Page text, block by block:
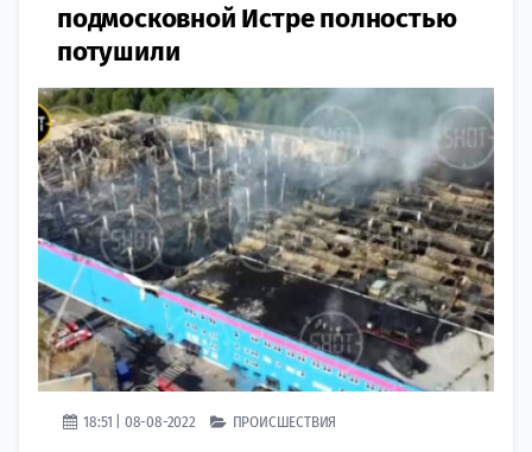
подмосковной Истре полностью
потушили
18:51 | 08-08-2022 ПРОИСШЕСТВИЯ